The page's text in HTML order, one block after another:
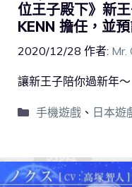
位王子殿下》新
KENN 擔任，並
2020/12/28 作者: Mr.
讓新王子陪你過新年～
手機遊戲、 日本遊